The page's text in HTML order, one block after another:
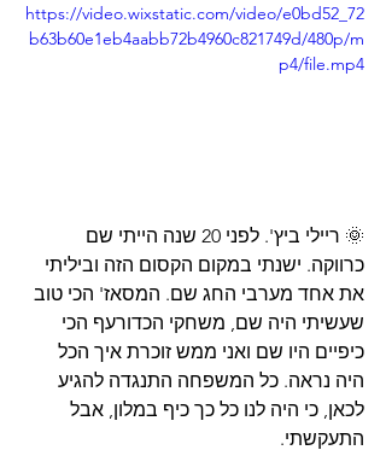
https://video.wixstatic.com/video/e0bd52_72
b63b60e1eb4aabb72b4960c821749d/480p/m
p4/file.mp4
🌞
ריילי ביץ'. לפני 20 שנה הייתי שם
כרווקה. ישנתי במקום הקסום הזה וביליתי
את אחד מערבי החג שם. המסאז' הכי טוב
שעשיתי היה שם, משחקי הכדורעף הכי
כיפיים היו שם ואני ממש זוכרת איך הכל
היה נראה. כל המשפחה התנגדה להגיע
לכאן, כי היה לנו כל כך כיף במלון, אבל
התעקשתי.